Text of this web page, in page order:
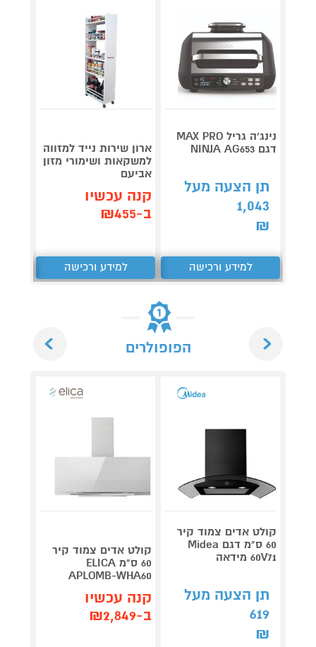
נינג’ה גריל MAX PRO
דגם NINJA AG653
תן הצעה מעל
1,043
₪
למידע ורכישה
ארון שירות נייד למזווה
למשקאות ושימורי מזון
אביעם
קנה עכשיו
ב-₪455
למידע ורכישה
הפופולרים
קולט אדים צמוד קיר
60 ס"מ דגם Midea
60V71 מידאה
תן הצעה מעל
619
₪
קולט אדים צמוד קיר
60 ס"מ ELICA
APLOMB-WHA60
קנה עכשיו
ב-₪2,849